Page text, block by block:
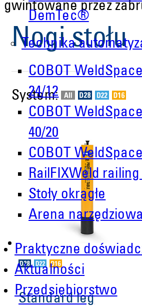
DemTec®
Technika
COBOT
24/12
COBOT
40/20
COBOT
RailFIXWeld
Stoły okrągłe
Arena narzędziowa
Praktyczne
Aktualności
Przedsiębiorstwo
gwintowane przez
Nogi stołu
System:
Standard leg